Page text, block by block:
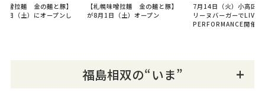
噌拉麺 金の麺と豚】
日（土）にオープンし
【札幌味噌拉麵 金の麺と豚】
が8月1日（土）オープン
7月14日（火）小高区
リーヌバーガーでLIVE
PERFORMANCE開催！
福島相双の“いま”